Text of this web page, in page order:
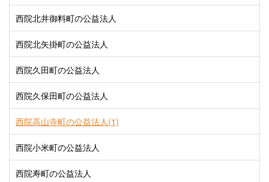
西院北井御料町の公益法人
西院北矢掛町の公益法人
西院久田町の公益法人
西院久保田町の公益法人
西院高山寺町の公益法人(1)
西院小米町の公益法人
西院寿町の公益法人